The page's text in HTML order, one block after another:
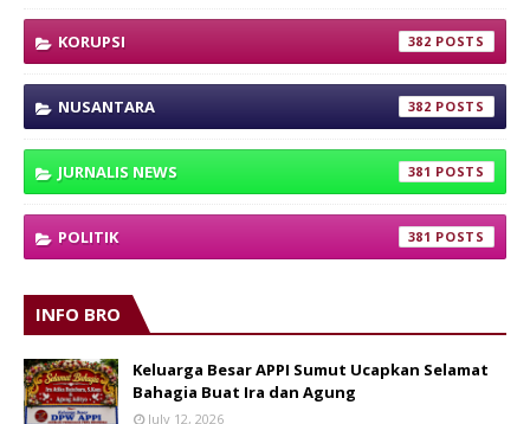
KORUPSI 382
NUSANTARA 382
JURNALIS NEWS 381
POLITIK 381
INFO BRO
Keluarga Besar APPI Sumut Ucapkan Selamat
Bahagia Buat Ira dan Agung
July 12, 2026